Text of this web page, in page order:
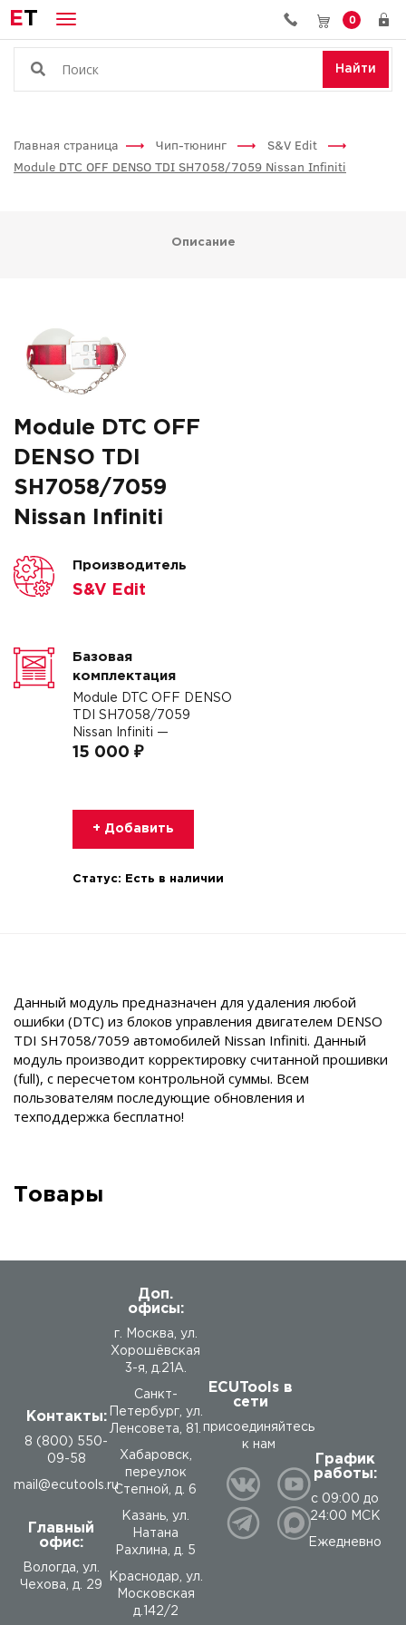
ET 0
Найти
Главная страница Чип-тюнинг
S&V Edit
Module DTC OFF DENSO TDI SH7058/7059 Nissan Infiniti
Описание
Module DTC OFF
DENSO TDI
SH7058/7059
Nissan Infiniti
Производитель
S&V Edit
Базовая
комплектация
Module DTC OFF DENSO
TDI SH7058/7059
Nissan Infiniti —
15 000 ₽
+ Добавить
Статус: Есть в наличии
Данный модуль предназначен для удаления любой
ошибки (DTC) из блоков управления двигателем DENSO
TDI SH7058/7059 автомобилей Nissan Infiniti. Данный
модуль производит корректировку считанной прошивки
(full), с пересчетом контрольной суммы. Всем
пользователям последующие обновления и
техподдержка бесплатно!
Товары
Контакты:
8 (800) 550-
09-58
mail@ecutools.ru
Главный
офис:
Вологда, ул.
Чехова, д. 29
Доп.
офисы:
г. Москва, ул.
Хорошёвская
3-я, д.21А.
Санкт-
Петербург, ул.
Ленсовета, 81.
Хабаровск,
переулок
Степной, д. 6
Казань, ул.
Натана
Рахлина, д. 5
Краснодар, ул.
Московская
д.142/2
ECUTools в
сети
присоединяйтесь
к нам
График
работы:
с 09:00 до
24:00 МСК
Ежедневно